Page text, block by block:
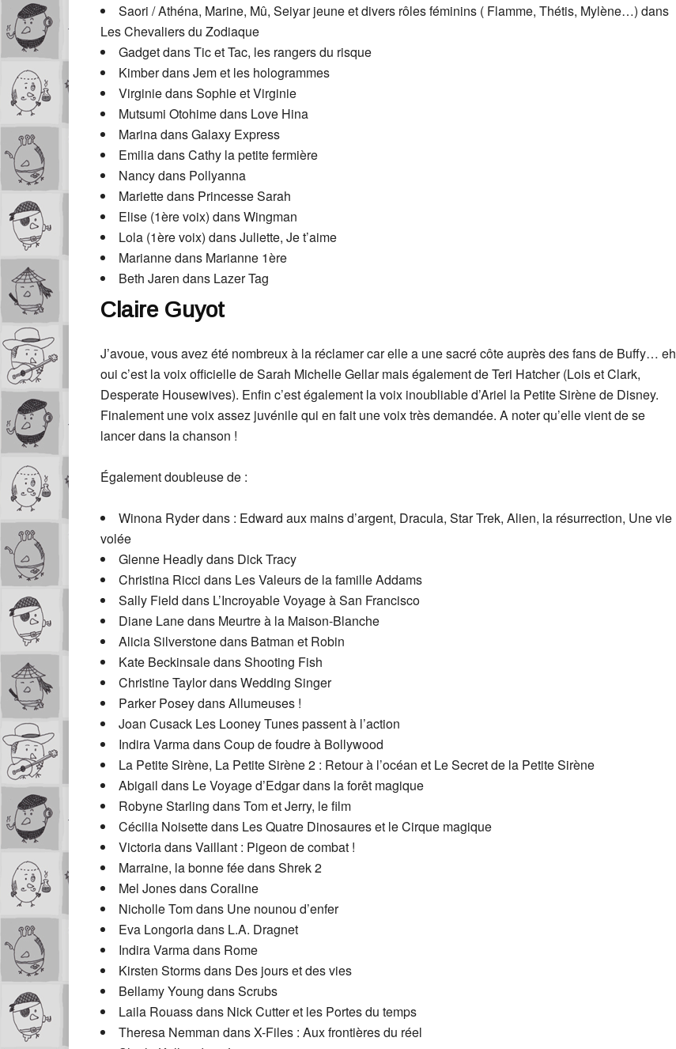
Saori / Athéna, Marine, Mû, Seiyar jeune et divers rôles féminins ( Flamme, Thétis, Mylène…) dans
Les Chevaliers du Zodiaque
Gadget dans Tic et Tac, les rangers du risque
Kimber dans Jem et les hologrammes
Virginie dans Sophie et Virginie
Mutsumi Otohime dans Love Hina
Marina dans Galaxy Express
Emilia dans Cathy la petite fermière
Nancy dans Pollyanna
Mariette dans Princesse Sarah
Elise (1ère voix) dans Wingman
Lola (1ère voix) dans Juliette, Je t’aime
Marianne dans Marianne 1ère
Beth Jaren dans Lazer Tag
Claire Guyot
J’avoue, vous avez été nombreux à la réclamer car elle a une sacré côte auprès des fans de Buffy… eh
oui c’est la voix officielle de Sarah Michelle Gellar mais également de Teri Hatcher (Lois et Clark,
Desperate Housewives). Enfin c’est également la voix inoubliable d’Ariel la Petite Sirène de Disney.
Finalement une voix assez juvénile qui en fait une voix très demandée. A noter qu’elle vient de se
lancer dans la chanson !
Également doubleuse de :
Winona Ryder dans : Edward aux mains d’argent, Dracula, Star Trek, Alien, la résurrection, Une vie
volée
Glenne Headly dans Dick Tracy
Christina Ricci dans Les Valeurs de la famille Addams
Sally Field dans L’Incroyable Voyage à San Francisco
Diane Lane dans Meurtre à la Maison-Blanche
Alicia Silverstone dans Batman et Robin
Kate Beckinsale dans Shooting Fish
Christine Taylor dans Wedding Singer
Parker Posey dans Allumeuses !
Joan Cusack Les Looney Tunes passent à l’action
Indira Varma dans Coup de foudre à Bollywood
La Petite Sirène, La Petite Sirène 2 : Retour à l’océan et Le Secret de la Petite Sirène
Abigail dans Le Voyage d’Edgar dans la forêt magique
Robyne Starling dans Tom et Jerry, le film
Cécilia Noisette dans Les Quatre Dinosaures et le Cirque magique
Victoria dans Vaillant : Pigeon de combat !
Marraine, la bonne fée dans Shrek 2
Mel Jones dans Coraline
Nicholle Tom dans Une nounou d’enfer
Eva Longoria dans L.A. Dragnet
Indira Varma dans Rome
Kirsten Storms dans Des jours et des vies
Bellamy Young dans Scrubs
Laila Rouass dans Nick Cutter et les Portes du temps
Theresa Nemman dans X-Files : Aux frontières du réel